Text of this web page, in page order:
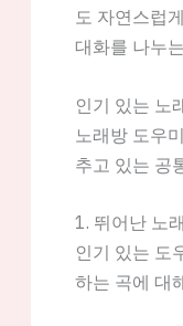
도 자연스럽
대화를 나누
인기 있는 노
노래방 도우
추고 있는 공
1. 뛰어난 노
인기 있는 도
하는 곡에 대